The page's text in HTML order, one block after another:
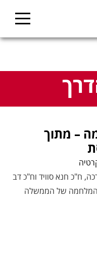
– מתוך
ח"כ חנא סוויד וח"כ דב
המלחמה של הממשלה